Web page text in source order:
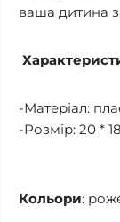
ваша дитина
-Матеріал:
-Розмір: 20 *
Кольори: